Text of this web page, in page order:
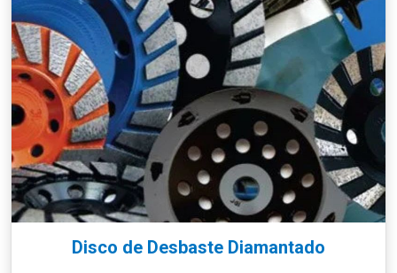
Disco de Desbaste Diamantado